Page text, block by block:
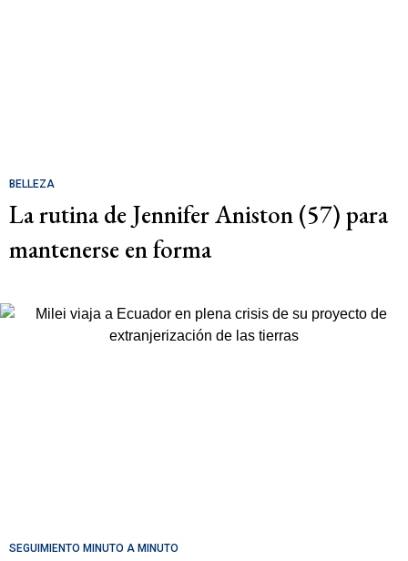
BELLEZA
La rutina de Jennifer Aniston (57) para
mantenerse en forma
SEGUIMIENTO MINUTO A MINUTO